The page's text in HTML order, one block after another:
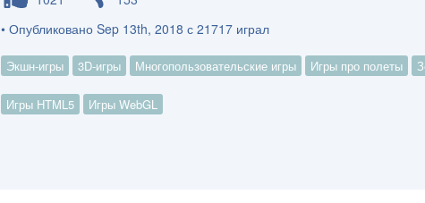
• Опубликовано Sep 13th, 2018 с 21717 играл
Экшн-игры 3D-игры Многопользовательские игры Игры про полеты
Игры HTML5 Игры WebGL